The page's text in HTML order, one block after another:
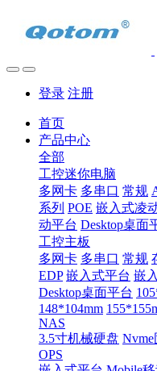
登录 注册
首页
产品中心
全部
工控迷你电脑
多网卡 多串口 常规
系列 POE 嵌入式凌
动平台 Desktop桌面
工控主板
多网卡 多串口 常规
EDP 嵌入式平台 嵌
Desktop桌面平台
148*104mm
NAS
3.5寸机械硬盘
OPS